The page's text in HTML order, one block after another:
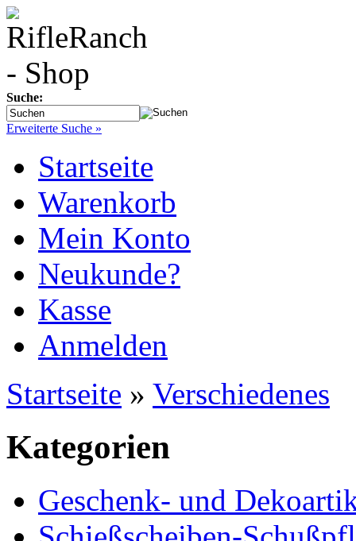
Suche:
Erweiterte Suche »
Startseite
Warenkorb
Mein Konto
Neukunde?
Kasse
Anmelden
Startseite » Verschiedenes
Kategorien
Geschenk- und